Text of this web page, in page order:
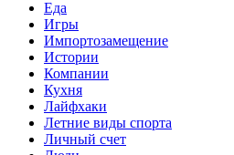
Еда
Игры
Импортозамещение
Истории
Компании
Кухня
Лайфхаки
Летние виды спорта
Личный счет